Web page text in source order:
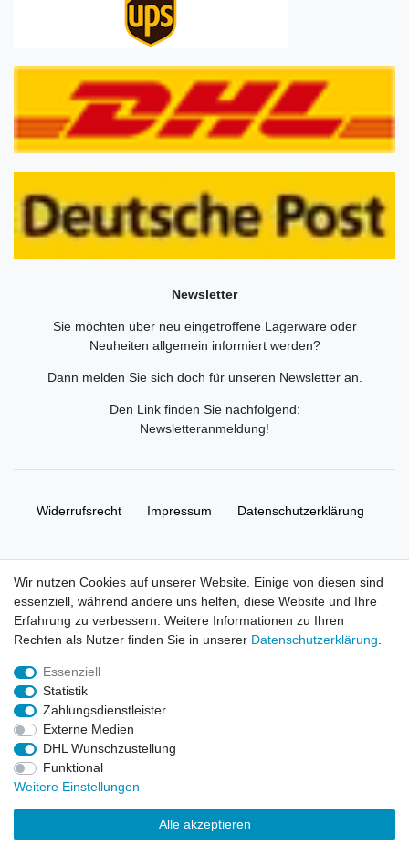
Newsletter
Sie möchten über neu eingetroffene Lagerware oder
Neuheiten allgemein informiert werden?
Dann melden Sie sich doch für unseren Newsletter an.
Den Link finden Sie nachfolgend:
Newsletteranmeldung!
Widerrufs­recht Impressum Daten­schutz­erklärung
© Copyright 2026 | Alle Rechte vorbehalten. HL-
Handelsgesellschaft mbH.
Alle Markennamen, Warenzeichen sowie sämtliche Produktbilder
und Beschreibungen sind Eigentum Ihrer rechtmäßigen
Eigentümer und dienen hier nur der Beschreibung.
Preise nur für registrierte Händler, ansonsten zeigt der Shop 0,00
€
LEGO, das LEGO Logo, die Minifigur, DUPLO, LEGENDS OF
CHIMA, NINJAGO, BIONICLE, MINDSTORMS und MIXELS sind
Wir nutzen Cookies auf unserer Website. Einige von diesen sind
essenziell, während andere uns helfen, diese Website und Ihre
Erfahrung zu verbessern. Weitere Informationen zu Ihren
Rechten als Nutzer finden Sie in unserer Daten­schutz­erklärung
Essenziell
Statistik
Zahlungsdienstleister
Externe Medien
DHL Wunschzustellung
Funktional
Weitere Einstellungen
Alle akzeptieren